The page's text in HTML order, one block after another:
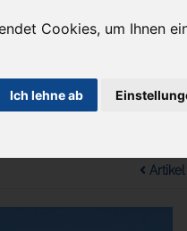
Cookies, um Ihnen
Ich lehne ab
Mikroskope